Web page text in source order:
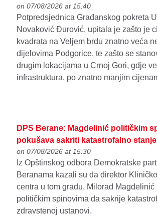
on 07/08/2026 at 15:40
Potpredsjednica Građanskog pokreta
Novaković Đurović, upitala je zašto je
kvadrata na Veljem brdu znatno veća
dijelovima Podgorice, te zašto se
drugim lokacijama u Crnoj Gori, gdje
infrastruktura, po znatno manjim
DPS Berane: Magdelinić političkim
pokušava sakriti katastrofalno
on 07/08/2026 at 15:30
Iz Opštinskog odbora Demokratske
Beranama kazali su da direktor
centra u tom gradu, Milorad Magdelinić
političkim spinovima da sakrije
zdravstenoj ustanovi.